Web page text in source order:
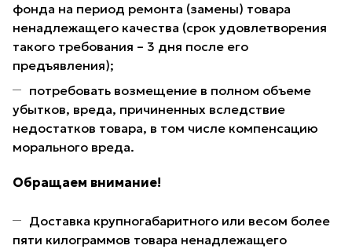
фонда на период ремонта (замены) товара
ненадлежащего качества (срок удовлетворения
такого требования – 3 дня после его
предъявления);
потребовать возмещение в полном объеме
убытков, вреда, причиненных вследствие
недостатков товара, в том числе компенсацию
морального вреда.
Обращаем внимание!
Доставка крупногабаритного или весом более
пяти килограммов товара ненадлежащего